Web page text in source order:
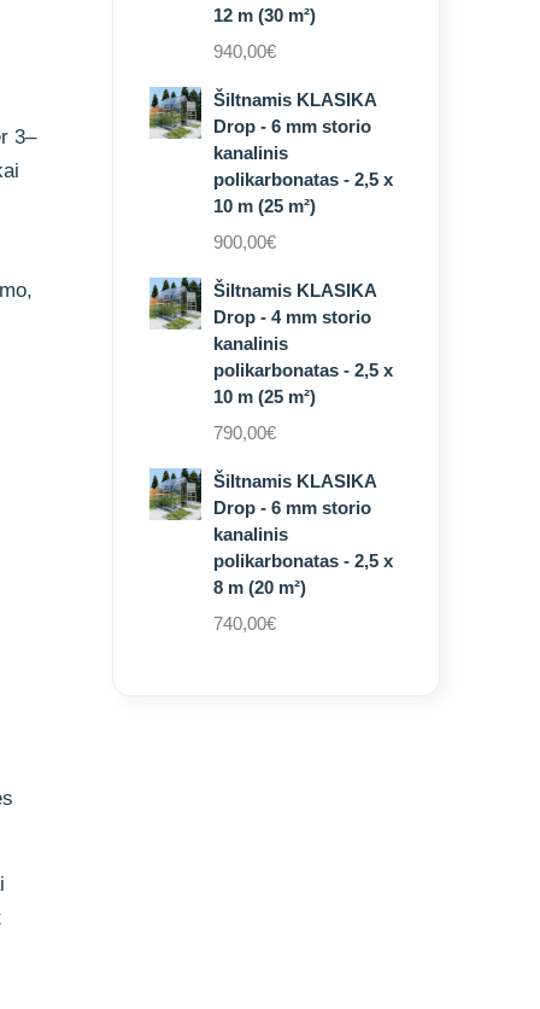
3–
12 m (30 m²)
940,00€
Šiltnamis KLASIKA
Drop - 6 mm storio
kanalinis
polikarbonatas - 2,5 x
10 m (25 m²)
900,00€
Šiltnamis KLASIKA
Drop - 4 mm storio
kanalinis
polikarbonatas - 2,5 x
10 m (25 m²)
790,00€
Šiltnamis KLASIKA
Drop - 6 mm storio
kanalinis
polikarbonatas - 2,5 x
8 m (20 m²)
740,00€